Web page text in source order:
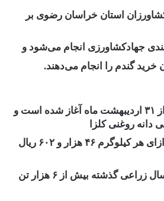
استان خراسان رضوی بر
جهادکشاورزی انجام می‌شود و
خرید گندم را انجام می‌دهند.
۳۱ اردیبهشت ماه آغاز شده است و
دانه روغنی کلزا
هر کیلوگرم ۴۶ هزار و ۶۰۲ ریال
زراعی گذشته بیش از ۶ هزار تن